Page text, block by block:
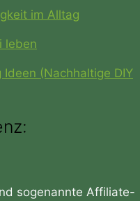
im Alltag
leben
Ideen (Nachhaltige DIY
sogenannte Affiliate-